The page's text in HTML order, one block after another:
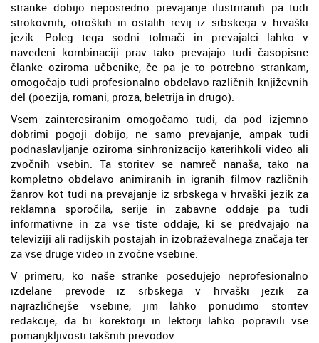
stranke dobijo neposredno prevajanje ilustriranih pa tudi
strokovnih, otroških in ostalih revij iz srbskega v hrvaški
jezik. Poleg tega sodni tolmači in prevajalci lahko v
navedeni kombinaciji prav tako prevajajo tudi časopisne
članke oziroma učbenike, če pa je to potrebno strankam,
omogočajo tudi profesionalno obdelavo različnih književnih
del (poezija, romani, proza, beletrija in drugo).
Vsem zainteresiranim omogočamo tudi, da pod izjemno
dobrimi pogoji dobijo, ne samo prevajanje, ampak tudi
podnaslavljanje oziroma sinhronizacijo katerihkoli video ali
zvočnih vsebin. Ta storitev se namreč nanaša, tako na
kompletno obdelavo animiranih in igranih filmov različnih
žanrov kot tudi na prevajanje iz srbskega v hrvaški jezik za
reklamna sporočila, serije in zabavne oddaje pa tudi
informativne in za vse tiste oddaje, ki se predvajajo na
televiziji ali radijskih postajah in izobraževalnega značaja ter
za vse druge video in zvočne vsebine.
V primeru, ko naše stranke posedujejo neprofesionalno
izdelane prevode iz srbskega v hrvaški jezik za
najrazličnejše vsebine, jim lahko ponudimo storitev
redakcije, da bi korektorji in lektorji lahko popravili vse
pomanjkljivosti takšnih prevodov.